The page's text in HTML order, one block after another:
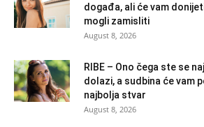
događa, ali će vam
mogli zamisliti
August 8, 2026
RIBE – Ono čega ste se
dolazi, a sudbina će vam
najbolja stvar
August 8, 2026